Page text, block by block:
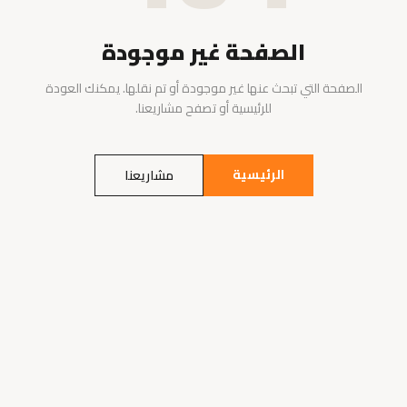
الصفحة غير موجودة
الصفحة التي تبحث عنها غير موجودة أو تم نقلها. يمكنك العودة
للرئيسية أو تصفح مشاريعنا.
الرئيسية مشاريعنا